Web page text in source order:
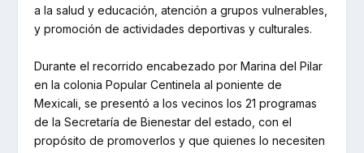
a la salud y educación, atención a grupos vulnerables,
y promoción de actividades deportivas y culturales.
Durante el recorrido encabezado por Marina del Pilar
en la colonia Popular Centinela al poniente de
Mexicali, se presentó a los vecinos los 21 programas
de la Secretaría de Bienestar del estado, con el
propósito de promoverlos y que quienes lo necesiten